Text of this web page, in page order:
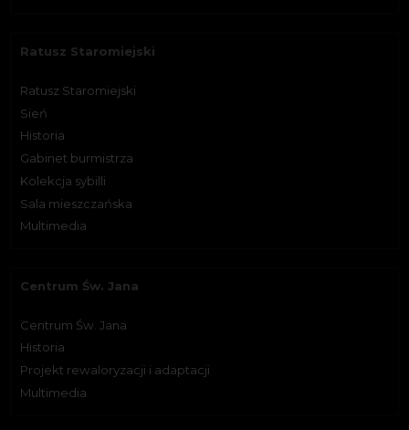
Ratusz Staromiejski
Ratusz Staromiejski
Sień
Historia
Gabinet burmistrza
Kolekcja sybilli
Sala mieszczańska
Multimedia
Centrum Św. Jana
Centrum Św. Jana
Historia
Projekt rewaloryzacji i adaptacji
Multimedia